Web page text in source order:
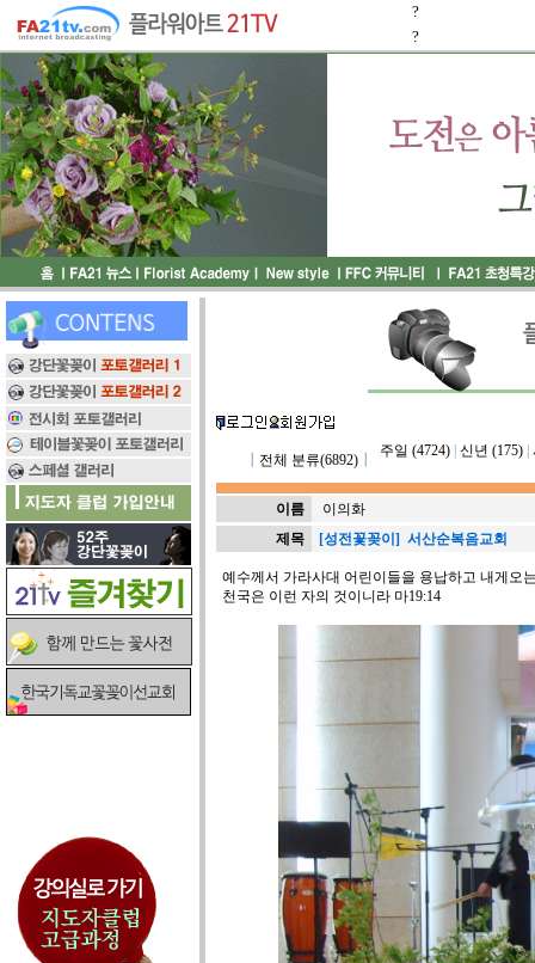
?
?
전체 분류(6892)┃
주일 (4724)| 신년 (175)|
이름
이의화
제목
[성전꽃꽂이] 서산순복음교회
예수께서 가라사대 어린이들을 용납하고 내게오
천국은 이런 자의 것이니라 마19:14